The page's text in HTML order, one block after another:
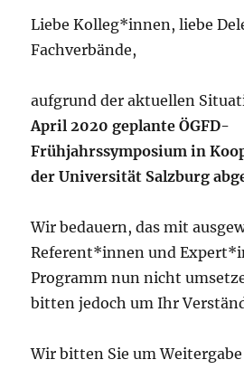
Liebe Kolleg*innen, liebe
Fachverbände,
aufgrund der aktuellen
April 2020 geplante ÖGFD-
Frühjahrssymposium in
der Universität Salzburg
Wir bedauern, das mit
Referent*innen und
Programm nun nicht
bitten jedoch um Ihr
Wir bitten Sie um